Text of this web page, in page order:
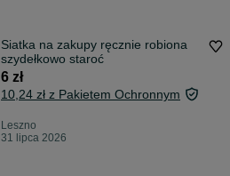
Siatka na zakupy ręcznie robiona
szydełkowo staroć
6 zł
10,24 zł z Pakietem Ochronnym
Leszno
31 lipca 2026